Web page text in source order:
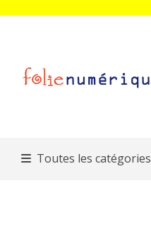
Toutes les catégories